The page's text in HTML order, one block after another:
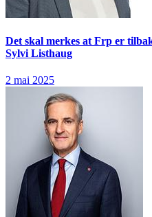
Det skal merkes at Frp er
Sylvi Listhaug
2 mai 2025